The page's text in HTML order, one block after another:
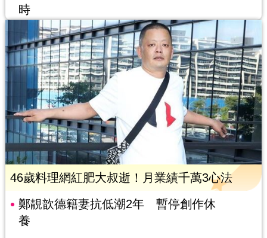
時
46歲料理網紅肥大叔逝！月業績千萬3心法
鄭靚歆德籍妻抗低潮2年 暫停創作休
養